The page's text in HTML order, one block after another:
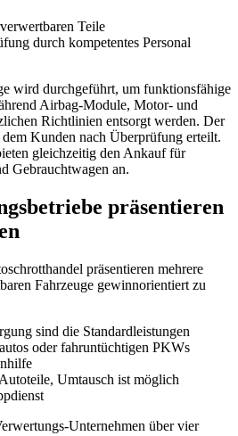
Teile
durch kompetentes Personal
wird durchgeführt, um funktionsfähige
Airbag-Module, Motor- und
Richtlinien entsorgt werden. Der
Kunden nach Überprüfung erteilt.
gleichzeitig den Ankauf für
Gebrauchtwagen an.
präsentieren
präsentieren mehrere
Fahrzeuge gewinnorientiert zu
sind die Standardleistungen
oder fahruntüchtigen PKWs
Umtausch ist möglich
Unternehmen über vier